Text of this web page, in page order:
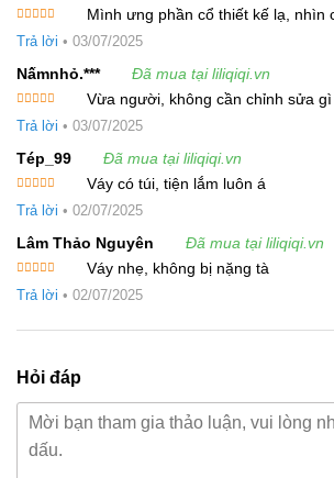
hạng55
Mình ưng phần cổ thiết kế lạ, nhìn
Trả lời • 03/07/2025
Nấmnhỏ.*** Đã mua tại liliqiqi.vn
hạng55
Vừa người, không cần chỉnh sửa gì
Trả lời • 03/07/2025
Tép_99 Đã mua tại liliqiqi.vn
hạng55
Váy có túi, tiện lắm luôn á
Trả lời • 02/07/2025
Lâm Thảo Nguyên Đã mua tại liliqiqi.vn
hạng55
Váy nhẹ, không bị nặng tà
Trả lời • 02/07/2025
Hỏi đáp